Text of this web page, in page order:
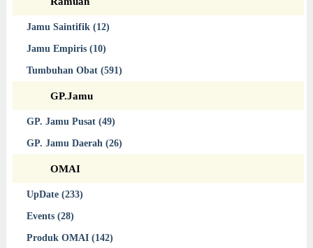
Jamu Saintifik (12)
Jamu Empiris (10)
Tumbuhan Obat (591)
GP.Jamu
GP. Jamu Pusat (49)
GP. Jamu Daerah (26)
OMAI
UpDate (233)
Events (28)
Produk OMAI (142)